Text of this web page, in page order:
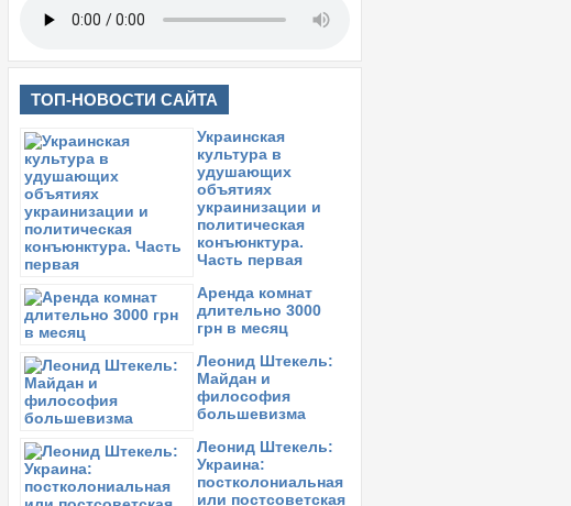
ТОП-НОВОСТИ САЙТА
Украинская
культура в
удушающих
объятиях
украинизации и
политическая
конъюнктура.
Часть первая
Аренда комнат
длительно 3000
грн в месяц
Леонид Штекель:
Майдан и
философия
большевизма
Леонид Штекель:
Украина:
постколониальная
или постсоветская